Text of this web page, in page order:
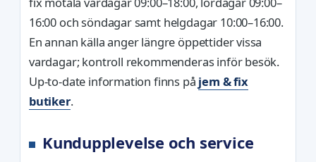
16:00 och söndagar samt helgdagar 10:00–16:00.
En annan källa anger längre öppettider vissa
vardagar; kontroll rekommenderas inför besök.
Up-to-date information finns på jem & fix
butiker.
Kundupplevelse och service